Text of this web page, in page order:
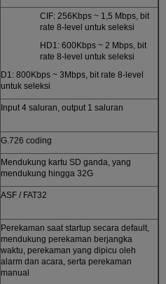
CIF: 256Kbps ~ 1,5 Mbps, bit
rate 8-level untuk seleksi
HD1: 600Kbps ~ 2 Mbps, bit
rate 8-level untuk seleksi
D1: 800Kbps ~ 3Mbps, bit rate 8-level
untuk seleksi
Input 4 saluran, output 1 saluran
G.726 coding
Mendukung kartu SD ganda, yang
mendukung hingga 32G
ASF / FAT32
Perekaman saat startup secara default,
mendukung perekaman berjangka
waktu, perekaman yang dipicu oleh
alarm dan acara, serta perekaman
manual